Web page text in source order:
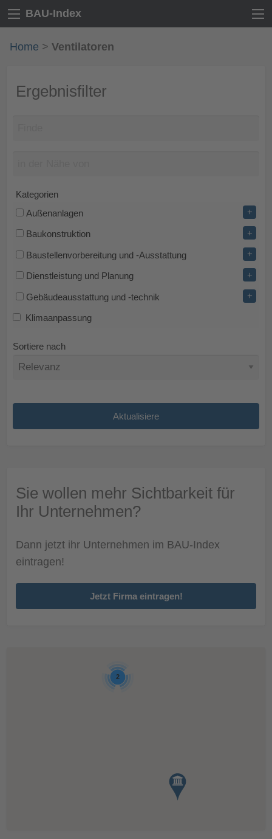
BAU-Index
Home > Ventilatoren
Ergebnisfilter
Kategorien
Außenanlagen
+
Baukonstruktion +
Baustellenvorbereitung und -Ausstattung +
Dienstleistung und Planung +
Gebäudeausstattung und -technik +
Klimaanpassung
Sortiere nach
Sie wollen mehr Sichtbarkeit für
Ihr Unternehmen?
Dann jetzt ihr Unternehmen im BAU-Index
eintragen!
Jetzt Firma eintragen!
2